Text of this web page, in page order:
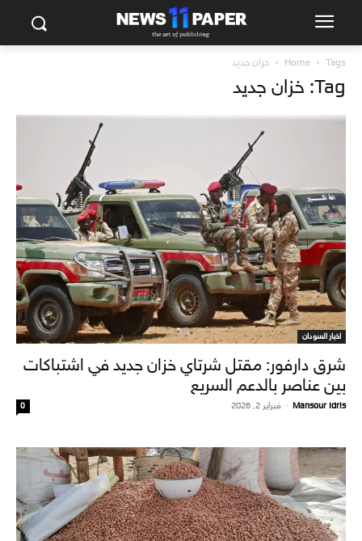
Home Tags خزان جديد
Tag: خزان جديد
اخبار السودان
شرق دارفور: مقتل شرتاي خزان جديد في اشتباكات
بين عناصر بالدعم السريع
Mansour Idris
- فبراير 2, 2026 0